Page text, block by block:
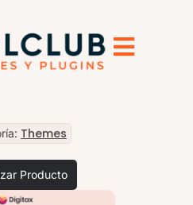
Themes
Producto